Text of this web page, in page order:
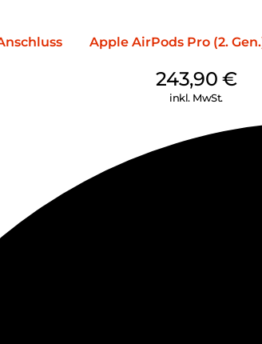
Apple AirPods Pro (2.
243,90 €
inkl. MwSt.